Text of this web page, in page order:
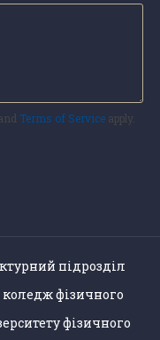
Terms of Serviceapply.
підрозділ
фізичного
фізичного